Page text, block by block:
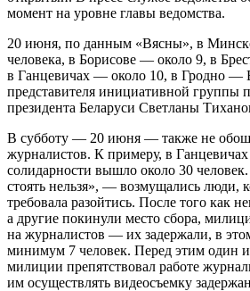
момент на уровне главы ведомства.
20 июня, по данным «Вясны», в
человека, в Борисове — около 9, в
в Ганцевичах — около 10, в Гродно
представителя инициативной группы
президента Беларуси Светланы
В субботу — 20 июня — также не
журналистов. К примеру, в
солидарности вышло около 30 человек.
стоять нельзя», — возмущались люди,
требовала разойтись. После того как
а другие покинули место сбора,
на журналистов — их задержали, в
минимум 7 человек. Перед этим один
милиции препятствовал работе
им осуществлять видеосъемку